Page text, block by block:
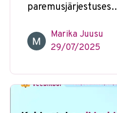
Marika Juusu
29/07/2025